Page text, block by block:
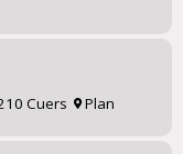
Cuers Plan